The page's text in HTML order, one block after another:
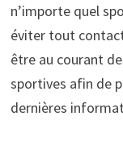
n’importe quel
éviter tout
être au courant
sportives afin de
dernières